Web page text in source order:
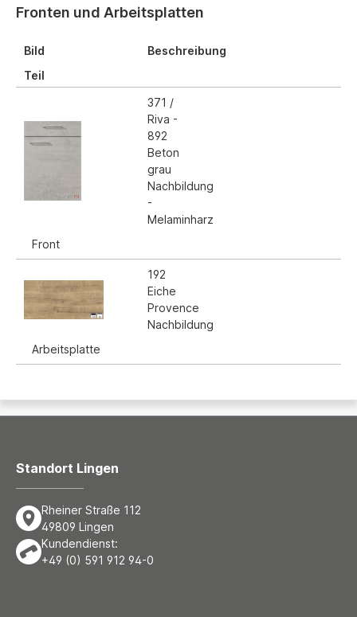
Fronten und Arbeitsplatten
Bild
Teil
Beschreibung
Front
371 /
Riva -
892
Beton
grau
Nachbildung
-
Melaminharz
Arbeitsplatte
192
Eiche
Provence
Nachbildung
Standort Lingen
Rheiner Straße 112
49809 Lingen
Kundendienst:
+49 (0) 591 912 94-0